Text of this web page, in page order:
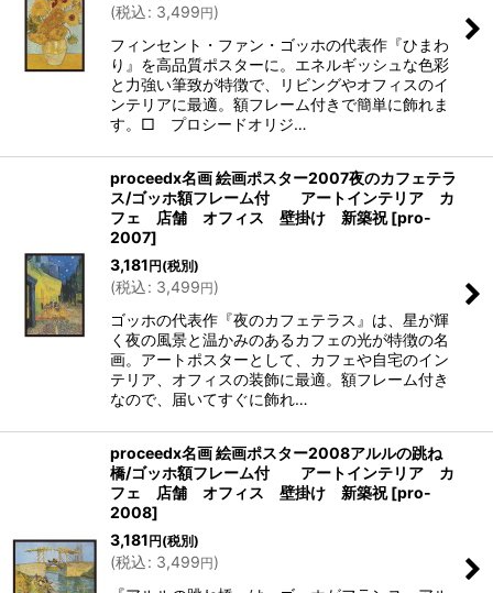
(税込: 3,499円)
フィンセント・ファン・ゴッホの代表作『ひまわ
り』を高品質ポスターに。エネルギッシュな色彩
と力強い筆致が特徴で、リビングやオフィスのイ
ンテリアに最適。額フレーム付きで簡単に飾れま
す。□ プロシードオリジ…
proceedx名画 絵画ポスター2007夜のカフェテラ
ス/ゴッホ額フレーム付 アートインテリア カ
フェ 店舗 オフィス 壁掛け 新築祝 [pro-
2007]
3,181円(税別)
(税込: 3,499円)
ゴッホの代表作『夜のカフェテラス』は、星が輝
く夜の風景と温かみのあるカフェの光が特徴の名
画。アートポスターとして、カフェや自宅のイン
テリア、オフィスの装飾に最適。額フレーム付き
なので、届いてすぐに飾れ…
proceedx名画 絵画ポスター2008アルルの跳ね
橋/ゴッホ額フレーム付 アートインテリア カ
フェ 店舗 オフィス 壁掛け 新築祝 [pro-
2008]
3,181円(税別)
(税込: 3,499円)